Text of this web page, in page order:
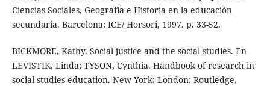
Ciencias Sociales, Geografía e Historia en la educación
secundaria. Barcelona: ICE/ Horsori, 1997. p. 33-52.
BICKMORE, Kathy. Social justice and the social studies. En
LEVISTIK, Linda; TYSON, Cynthia. Handbook of research in
social studies education. New York; London: Routledge,